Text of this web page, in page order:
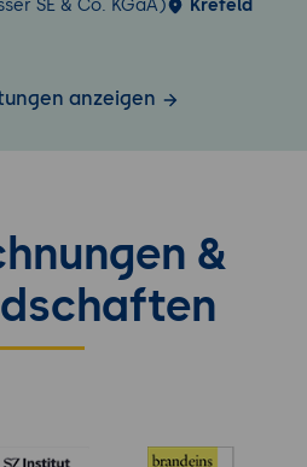
SE & Co. KGaA) Krefeld
anzeigen
&